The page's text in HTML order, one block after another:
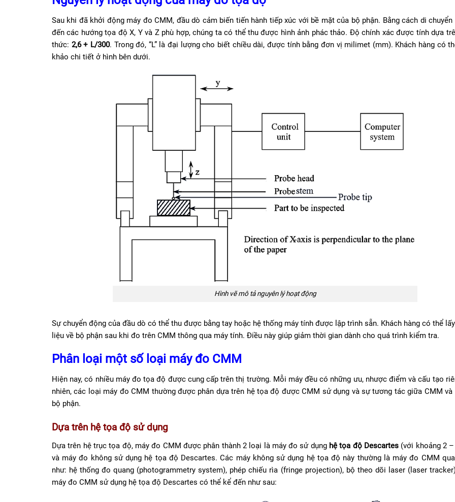
Sau khi đã khởi động máy đo CMM, đầu dò cảm biến tiến hành tiếp xúc với bề mặt của bộ phận. Bằng cách di chuyển
đến các hướng tọa độ X, Y và Z phù hợp, chúng ta có thể thu được hình ảnh phác thảo. Độ chính xác được tính dựa
thức: 2,6 + L/300. Trong đó, “L” là đại lượng cho biết chiều dài, được tính bằng đơn vị milimet (mm). Khách hàng có
khảo chi tiết ở hình bên dưới.
Hình vẽ mô tả nguyên lý hoạt động
Sự chuyển động của đầu dò có thể thu được bằng tay hoặc hệ thống máy tính được lập trình sẵn. Khách hàng có thể
liệu về bộ phận sau khi đo trên CMM thông qua máy tính. Điều này giúp giảm thời gian dành cho quá trình kiểm tra.
Phân loại một số loại máy đo CMM
Hiện nay, có nhiều máy đo tọa độ được cung cấp trên thị trường. Mỗi máy đều có những ưu, nhược điểm và cấu tạo
nhiên, các loại máy đo CMM thường được phân dựa trên hệ tọa độ được CMM sử dụng và sự tương tác giữa CMM và
bộ phận.
Dựa trên hệ tọa độ sử dụng
Dựa trên hệ trục tọa độ, máy đo CMM được phân thành 2 loại là máy đo sử dụng hệ tọa độ Descartes (với khoảng 2
và máy đo không sử dụng hệ tọa độ Descartes. Các máy không sử dụng hệ tọa độ này thường là máy đo CMM
như: hệ thống đo quang (photogrammetry system), phép chiếu rìa (fringe projection), bộ theo dõi laser (laser
máy đo CMM sử dụng hệ tọa độ Descartes có thể kể đến như sau: